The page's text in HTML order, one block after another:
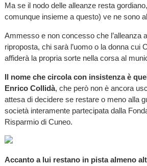
Ma se il nodo delle alleanze resta
comunque insieme a questo) ve ne sono
Ammesso e non concesso che l’alleanza
riproposta, chi sarà l’uomo o la donna cui
affiderà la propria sorte nella corsa al
Il nome che circola con insistenza è
Enrico Collidà, che però non è ancora
attesa di decidere se restare o meno alla
società interamente partecipata dalla
Risparmio di Cuneo.
Accanto a lui restano in pista almeno